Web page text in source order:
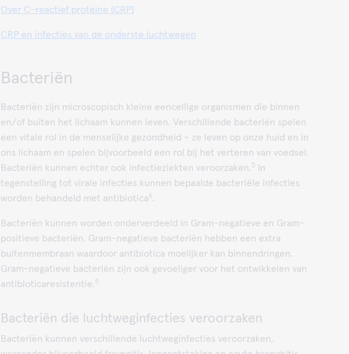
Over C-reactief proteïne (CRP)
CRP en infecties van de onderste luchtwegen
Bacteriën
Bacteriën zijn microscopisch kleine eencellige organismen die binnen
en/of buiten het lichaam kunnen leven. Verschillende bacteriën spelen
een vitale rol in de menselijke gezondheid – ze leven op onze huid en in
ons lichaam en spelen bijvoorbeeld een rol bij het verteren van voedsel.
Bacteriën kunnen echter ook infectieziekten veroorzaken. 5
In
tegenstelling tot virale infecties kunnen bepaalde bacteriële infecties
worden behandeld met antibiotica6.
Bacteriën kunnen worden onderverdeeld in Gram-negatieve en Gram-
positieve bacteriën. Gram-negatieve bacteriën hebben een extra
buitenmembraan waardoor antibiotica moelijker kan binnendringen.
Gram-negatieve bacteriën zijn ook gevoeliger voor het ontwikkelen van
antibioticaresistentie. 5
Bacteriën die luchtweginfecties veroorzaken
Bacteriën kunnen verschillende luchtweginfecties veroorzaken,